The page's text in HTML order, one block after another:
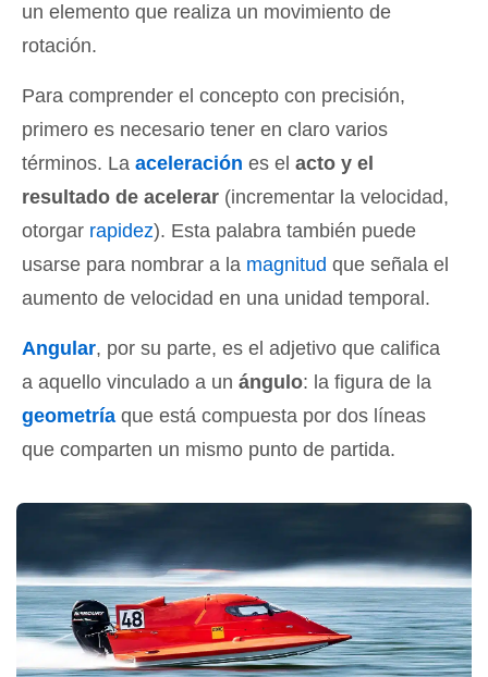
un elemento que realiza un movimiento de
rotación.
Para comprender el concepto con precisión,
primero es necesario tener en claro varios
términos. La aceleración es el acto y el
resultado de acelerar (incrementar la velocidad,
otorgar rapidez). Esta palabra también puede
usarse para nombrar a la magnitud que señala el
aumento de velocidad en una unidad temporal.
Angular, por su parte, es el adjetivo que califica
a aquello vinculado a un ángulo: la figura de la
geometría que está compuesta por dos líneas
que comparten un mismo punto de partida.